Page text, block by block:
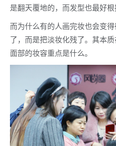
是翻天覆地的，而发型也最好根
而为什么有的人画完妆也会变
了，而是把淡妆化残了。其本
面部的妆容重点是什么。